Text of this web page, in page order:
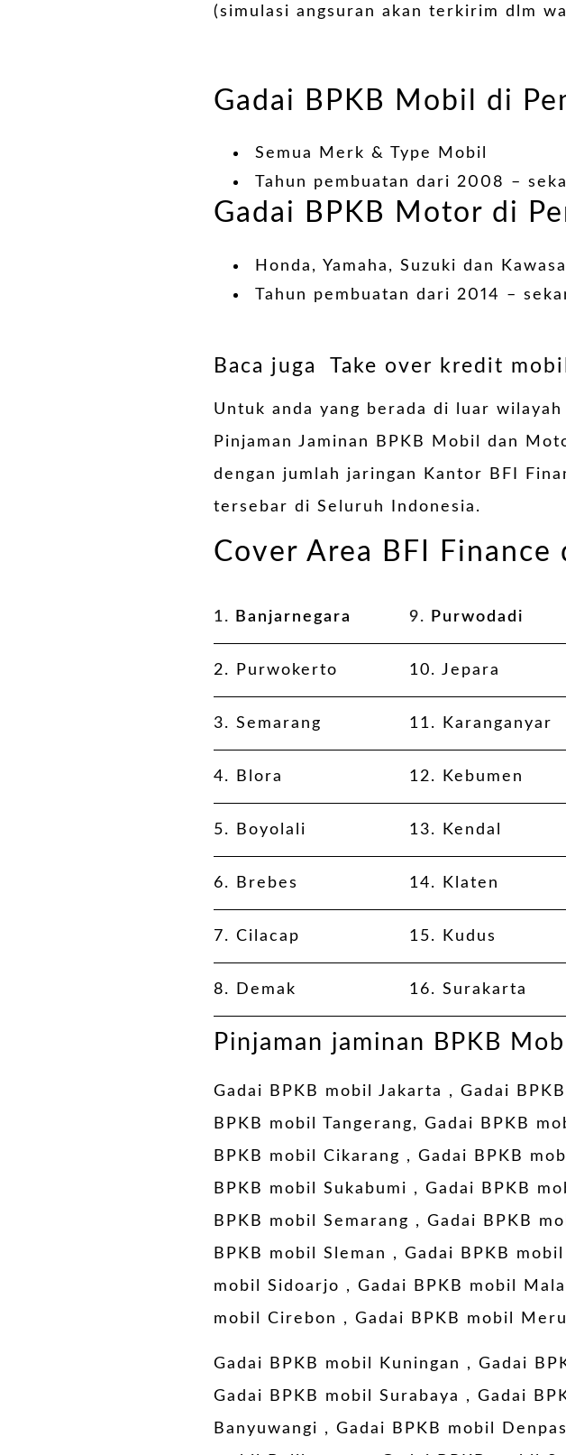
(simulasi angsuran akan terkirim dlm
Gadai BPKB Mobil di
Semua Merk & Type Mobil
Tahun pembuatan dari 2008 –
Gadai BPKB Motor di
Honda, Yamaha, Suzuki dan
Tahun pembuatan dari 2014 –
Baca juga Take over kredit mobil
Untuk anda yang berada di luar
Pinjaman Jaminan BPKB Mobil
dan
dengan jumlah jaringan Kantor BFI
tersebar di Seluruh Indonesia.
Cover Area BFI
1. Banjarnegara 9. Purwodadi
2. Purwokerto 10. Jepara
3. Semarang 11. Karanganyar
4. Blora 12. Kebumen
5. Boyolali 13. Kendal
6. Brebes 14. Klaten
7. Cilacap 15. Kudus
8. Demak 16. Surakarta
Pinjaman jaminan BPKB
Gadai BPKB mobil Jakarta , Gadai
BPKB mobil Tangerang, Gadai BPKB
BPKB mobil Cikarang , Gadai BPKB
BPKB mobil Sukabumi
, Gadai BPKB
BPKB mobil Semarang , Gadai BPKB
BPKB mobil Sleman
, Gadai BPKB
mobil Sidoarjo , Gadai BPKB mobil
mobil Cirebon
, Gadai BPKB mobil
Gadai BPKB mobil Kuningan
, Gadai
Gadai BPKB mobil Surabaya
, Gadai
Banyuwangi , Gadai BPKB mobil